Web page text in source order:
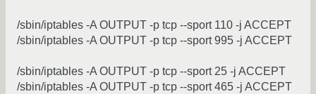
/sbin/iptables -A OUTPUT -p tcp --sport 110 -j ACCEPT
/sbin/iptables -A OUTPUT -p tcp --sport 995 -j ACCEPT
/sbin/iptables -A OUTPUT -p tcp --sport 25 -j ACCEPT
/sbin/iptables -A OUTPUT -p tcp --sport 465 -j ACCEPT